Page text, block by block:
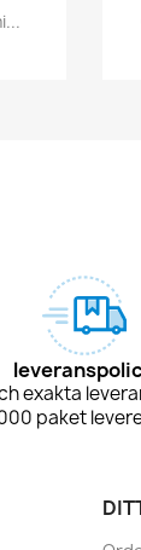
exakta
paket